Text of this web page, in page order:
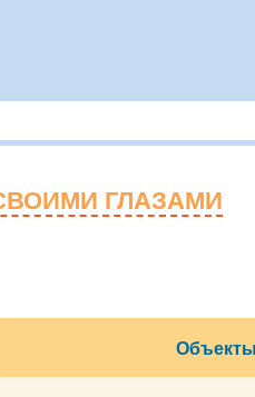
ГЛАЗАМИ
Объекты